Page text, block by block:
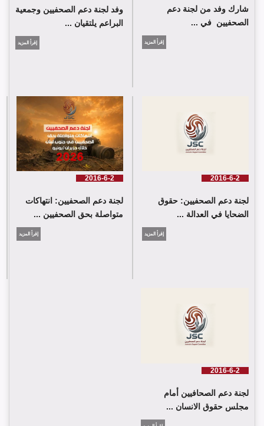
اللجنة كلمة باسم جمعية البراعم للعمل الاجتماعي
شارك وفد من لجنة دعم
الصحفيين في ...
إقرأ المزيد
وفد لجنة دعم الصحفيين وجمعية
البراعم يلتقيان ...
إقرأ المزيد
2016-6-2
لجنة دعم الصحفيين: حقوق
الضحايا في العدالة ...
إقرأ المزيد
2016-6-2
لجنة دعم الصحفيين: انتهاكات
متواصلة بحق الصحفيين ...
إقرأ المزيد
2016-6-2
لجنة دعم الصحافيين أمام
مجلس حقوق الانسان ...